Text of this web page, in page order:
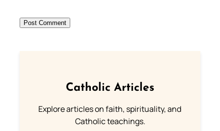
Catholic Articles
Explore articles on faith, spirituality, and
Catholic teachings.